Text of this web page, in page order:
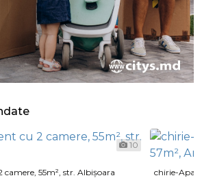
10
55m², str. Albișoara chirie-